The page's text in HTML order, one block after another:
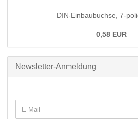
DIN-Einbaubuchse, 7-
0,58 EUR
Newsletter-Anmeldung